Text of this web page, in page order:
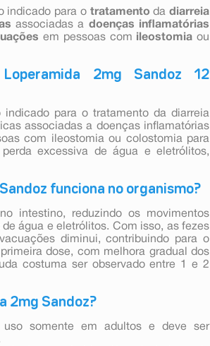
indicado para o tratamento da diarreia
associadas a doenças inflamatórias
em pessoas com ileostomia ou
2mg Sandoz 12
para o tratamento da diarreia
associadas a doenças inflamatórias
com ileostomia ou colostomia para
excessiva de água e eletrólitos,
funciona no organismo?
intestino, reduzindo os movimentos
água e eletrólitos. Com isso, as fezes
diminui, contribuindo para o
dose, com melhora gradual dos
costuma ser observado entre 1 e 2
2mg Sandoz?
somente em adultos e deve ser